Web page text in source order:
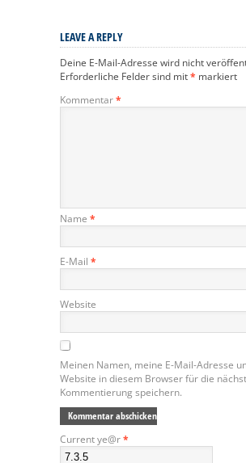
LEAVE A REPLY
Deine E-Mail-Adresse wird nicht
Erforderliche Felder sind mit* markiert
Kommentar*
Name *
E-Mail *
Website
Meinen Namen, meine E-Mail-Adresse
Website in diesem Browser für die
Kommentierung speichern.
Current ye@r*